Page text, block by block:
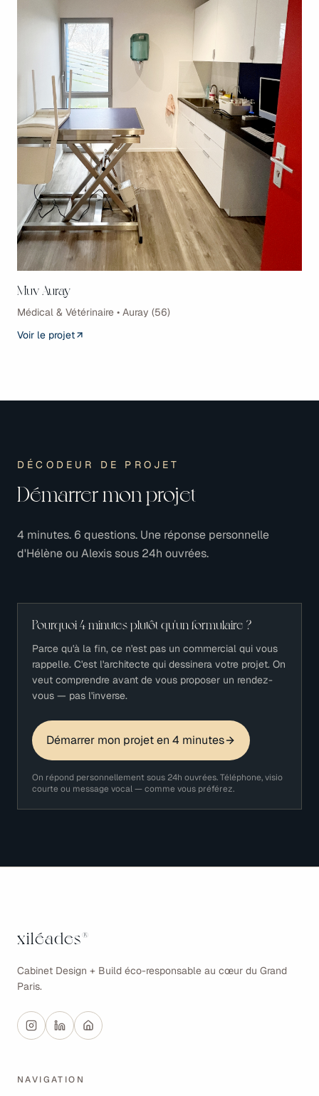
Muv Auray
Médical & Vétérinaire • Auray (56)
Voir le projet
DÉCODEUR DE PROJET
Démarrer mon projet
4 minutes. 6 questions. Une réponse personnelle
d'Hélène ou Alexis sous 24h ouvrées.
Pourquoi 4 minutes plutôt qu'un formulaire ?
Parce qu'à la fin, ce n'est pas un commercial qui vous
rappelle. C'est l'architecte qui dessinera votre projet. On
veut comprendre avant de vous proposer un rendez-
vous — pas l'inverse.
Démarrer mon projet en 4 minutes
On répond personnellement sous 24h ouvrées. Téléphone, visio
courte ou message vocal — comme vous préférez.
xiléades ®
Cabinet Design + Build éco-responsable au cœur du Grand
Paris.
NAVIGATION